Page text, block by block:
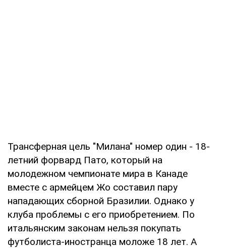
Трансферная цель "Милана" номер один - 18-
летний форвард Пато, который на
молодежном чемпионате мира в Канаде
вместе с армейцем Жо составил пару
нападающих сборной Бразилии. Однако у
клуба проблемы с его приобретением. По
итальянским законам нельзя покупать
футболиста-иностранца моложе 18 лет. А